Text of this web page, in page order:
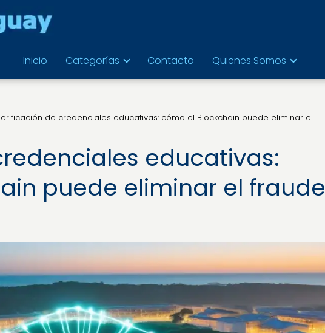
Inicio Categorías Contacto Quienes Somos
de credenciales educativas: cómo el Blockchain puede eliminar el
educativas:
puede eliminar el fraude